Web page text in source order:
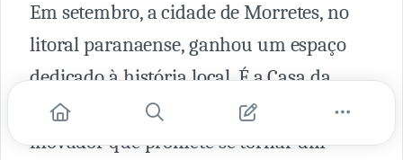
Em setembro, a cidade de Morretes, no
litoral paranaense, ganhou um espaço
dedicado à história local. É a Casa da
Memória Éric J. Hunzicker, um projeto
inovador que promete se tornar um